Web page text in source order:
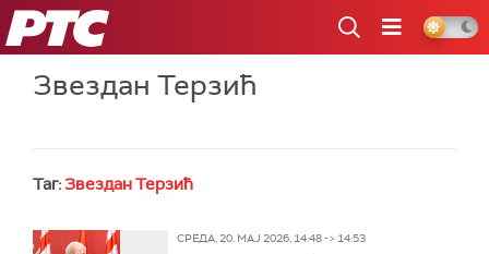
РТС
Звездан Терзић
Таг: Звездан Терзић
СРЕДА, 20. МАЈ 2026, 14:48 -> 14:53